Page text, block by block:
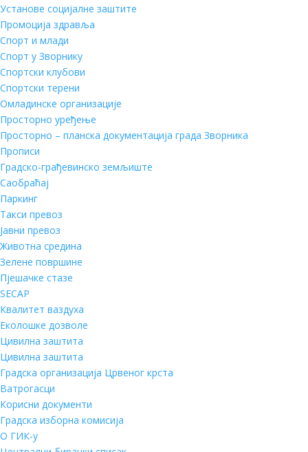
Установе социјалне заштите
Промоција здравља
Спорт и млади
Спорт у Зворнику
Спортски клубови
Спортски терени
Омладинске организације
Просторно уређење
Просторно – планска документација града Зворника
Прописи
Градско-грађевинско земљиште
Саобраћај
Паркинг
Такси превоз
Јавни превоз
Животна средина
Зелене површине
Пјешачке стазе
SECAP
Квалитет ваздуха
Еколошке дозволе
Цивилна заштита
Цивилна заштита
Градска организација Црвеног крста
Ватрогасци
Корисни документи
Градска изборна комисија
О ГИК-у